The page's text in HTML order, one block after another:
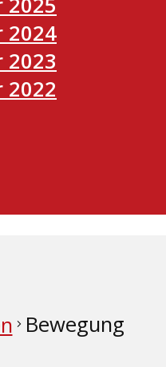
2024
2023
2022
Bewegung